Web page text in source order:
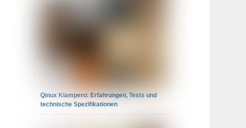
Qinux Klampero: Erfahrungen, Tests und
technische Spezifikationen